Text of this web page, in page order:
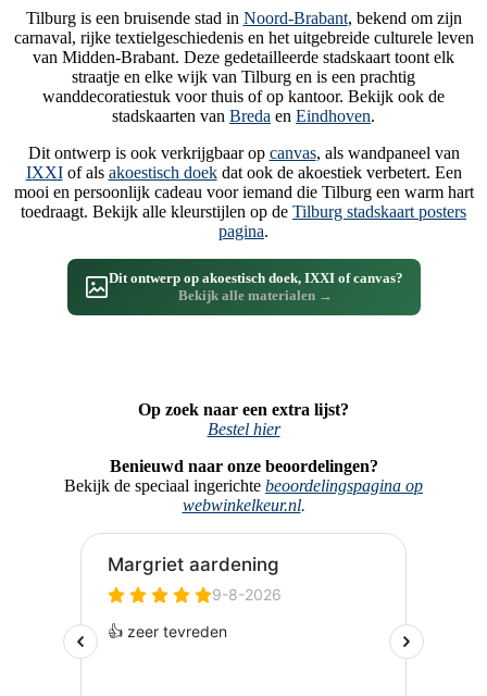
Tilburg is een bruisende stad in Noord-Brabant, bekend om zijn
carnaval, rijke textielgeschiedenis en het uitgebreide culturele leven
van Midden-Brabant. Deze gedetailleerde stadskaart toont elk
straatje en elke wijk van Tilburg en is een prachtig
wanddecoratiestuk voor thuis of op kantoor. Bekijk ook de
stadskaarten van Breda en Eindhoven.
Dit ontwerp is ook verkrijgbaar op canvas, als wandpaneel van
IXXIof als akoestisch doekdat ook de akoestiek verbetert. Een
mooi en persoonlijk cadeau voor iemand die Tilburg een warm hart
toedraagt. Bekijk alle kleurstijlen op de Tilburg stadskaart posters
pagina.
Dit ontwerp op akoestisch doek, IXXI of canvas?
Bekijk alle materialen →
Op zoek naar een extra lijst?
Bestel hier
Benieuwd naar onze beoordelingen?
Bekijk de speciaal ingerichte beoordelingspagina op
webwinkelkeur.nl.